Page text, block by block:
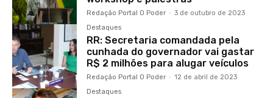
Redação Portal O Poder - 3 de outubro de 2023
Destaques
RR: Secretaria comandada pela
cunhada do governador vai gastar
R$ 2 milhões para alugar veículos
Redação Portal O Poder - 12 de abril de 2023
Destaques